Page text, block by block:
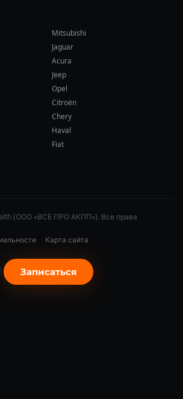
Mitsubishi
Jaguar
Acura
Jeep
Opel
Citroën
Chery
Haval
Fiat
(ООО «ВСЕ ПРО АКПП»). Все права
· Карта сайта
Записаться